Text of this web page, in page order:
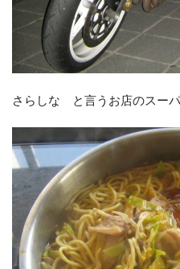
さらしな と言うお店のスーパ